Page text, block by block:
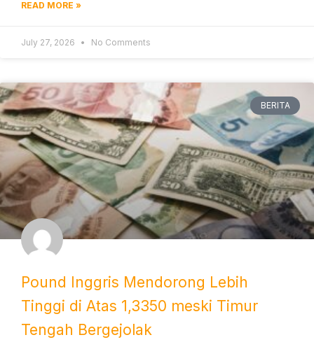
READ MORE »
July 27, 2026 No Comments
BERITA
Pound Inggris Mendorong Lebih
Tinggi di Atas 1,3350 meski Timur
Tengah Bergejolak